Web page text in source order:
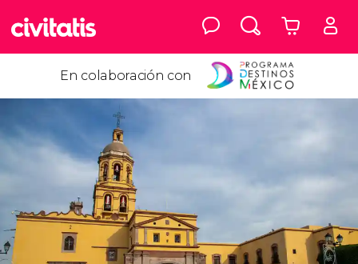
En colaboración con